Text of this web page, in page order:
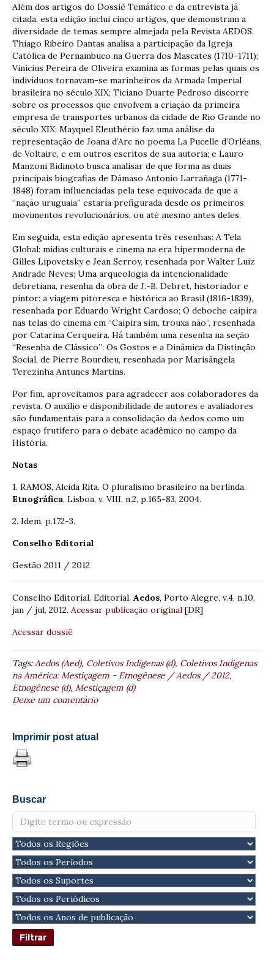
Além dos artigos do Dossiê Temático e da entrevista já
citada, esta edição inclui cinco artigos, que demonstram a
diversidade de temas sempre almejada pela Revista AEDOS.
Thiago Ribeiro Dantas analisa a participação da Igreja
Católica de Pernambuco na Guerra dos Mascates (1710-1711);
Vinicius Pereira de Oliveira examina as formas pelas quais os
indivíduos tornavam-se marinheiros da Armada Imperial
brasileira no século XIX; Ticiano Duarte Pedroso discorre
sobre os processos que envolvem a criação da primeira
empresa de transportes urbanos da cidade de Rio Grande no
século XIX; Mayquel Eleuthério faz uma análise da
representação de Joana d’Arc no poema La Pucelle d’Orléans,
de Voltaire, e em outros escritos de sua autoria; e Lauro
Manzoni Bidinoto busca analisar de que forma as duas
principais biografias de Dámaso Antonio Larrañaga (1771-
1848) foram influenciadas pela tese equivocada de que a
“nação uruguaia” estaria prefigurada desde os primeiros
movimentos revolucionários, ou até mesmo antes deles.
Em seguida, esta edição apresenta três resenhas: A Tela
Global: mídias culturais e cinema na era hipermoderna de
Gilles Lipovetsky e Jean Serroy, resenhada por Walter Luiz
Andrade Neves; Uma arqueologia da intencionalidade
debretiana, resenha da obra de J.-B. Debret, historiador e
pintor: a viagem pitoresca e histórica ao Brasil (1816-1839),
resenhada por Eduardo Wright Cardoso; O deboche caipira
nas telas do cinema em “Caipira sim, trouxa não”, resenhada
por Catarina Cerqueira. Há também uma resenha na seção
“Resenha de Clássico”: Os Gostos e a Dinâmica da Distinção
Social, de Pierre Bourdieu, resenhada por Marisângela
Terezinha Antunes Martins.
Por fim, aproveitamos para agradecer aos colaboradores da
revista. O auxílio e disponibilidade de autores e avaliadores
são fundamentais para a consolidação da Aedos como um
espaço frutífero para o debate acadêmico no campo da
História.
Notas
1. RAMOS, Alcida Rita. O pluralismo brasileiro na berlinda.
Etnográfica, Lisboa, v. VIII, n.2, p.165-83, 2004.
2. Idem, p.172-3.
Conselho Editorial
Gestão 2011 / 2012
Conselho Editorial. Editorial. Aedos, Porto Alegre, v.4, n.10,
jan / jul, 2012. Acessar publicação original [DR]
Acessar dossiê
Tags:Aedos (Aed), Coletivos Indígenas (d), Coletivos Indígenas
na América: Mestiçagem - Etnogênese / Aedos / 2012,
Etnogênese (d), Mestiçagem (d)
Deixe um comentário
Imprimir post atual
Buscar